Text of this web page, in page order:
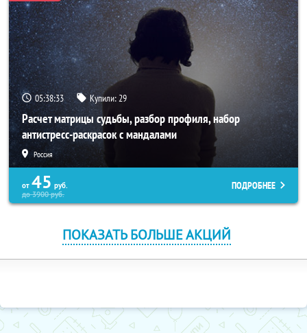
05:38:31 Купили:29
Расчет матрицы судьбы, разбор профиля, набор
антистресс-раскрасок с мандалами
Россия
от 45 руб.
до3900руб.
ПОДРОБНЕЕ
ПОКАЗАТЬ БОЛЬШЕ АКЦИЙ